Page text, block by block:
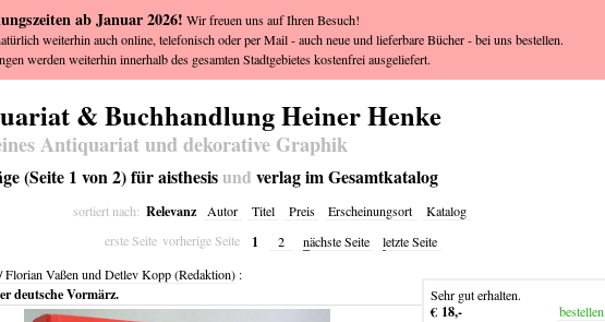
& Buchhandlung Heiner Henke
Antiquariat und dekorative Graphik
(Seite 1 von 2) für aisthesisund verlag im Gesamtkatalog
sortiert nach: Relevanz Autor Titel Preis Erscheinungsort
Katalog
erste Seite vorherige Seite 1 2 nächste Seite letzte Seite
Florian Vaßen und Detlev Kopp (Redaktion):
deutsche Vormärz. Sehr gut erhalten.
€ 18,- bestellen
ab Januar 2026! Wir freuen uns auf Ihren Besuch!
weiterhin auch online, telefonisch oder per Mail - auch neue und lieferbare Bücher - bei uns bestellen.
werden weiterhin innerhalb des gesamten Stadtgebietes kostenfrei ausgeliefert.